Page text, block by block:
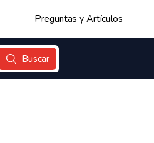
Preguntas y Artículos
Buscar